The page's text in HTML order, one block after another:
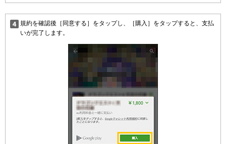
規約を確認後［同意する］をタップし、［購入］をタップすると、支払
いが完了します。